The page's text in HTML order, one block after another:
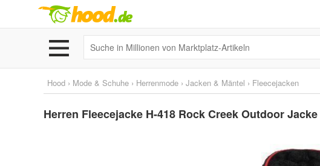
Hood › Mode & Schuhe › Herrenmode › Jacken & Mäntel › Fleecejacken
Herren Fleecejacke H-418 Rock Creek Outdoor